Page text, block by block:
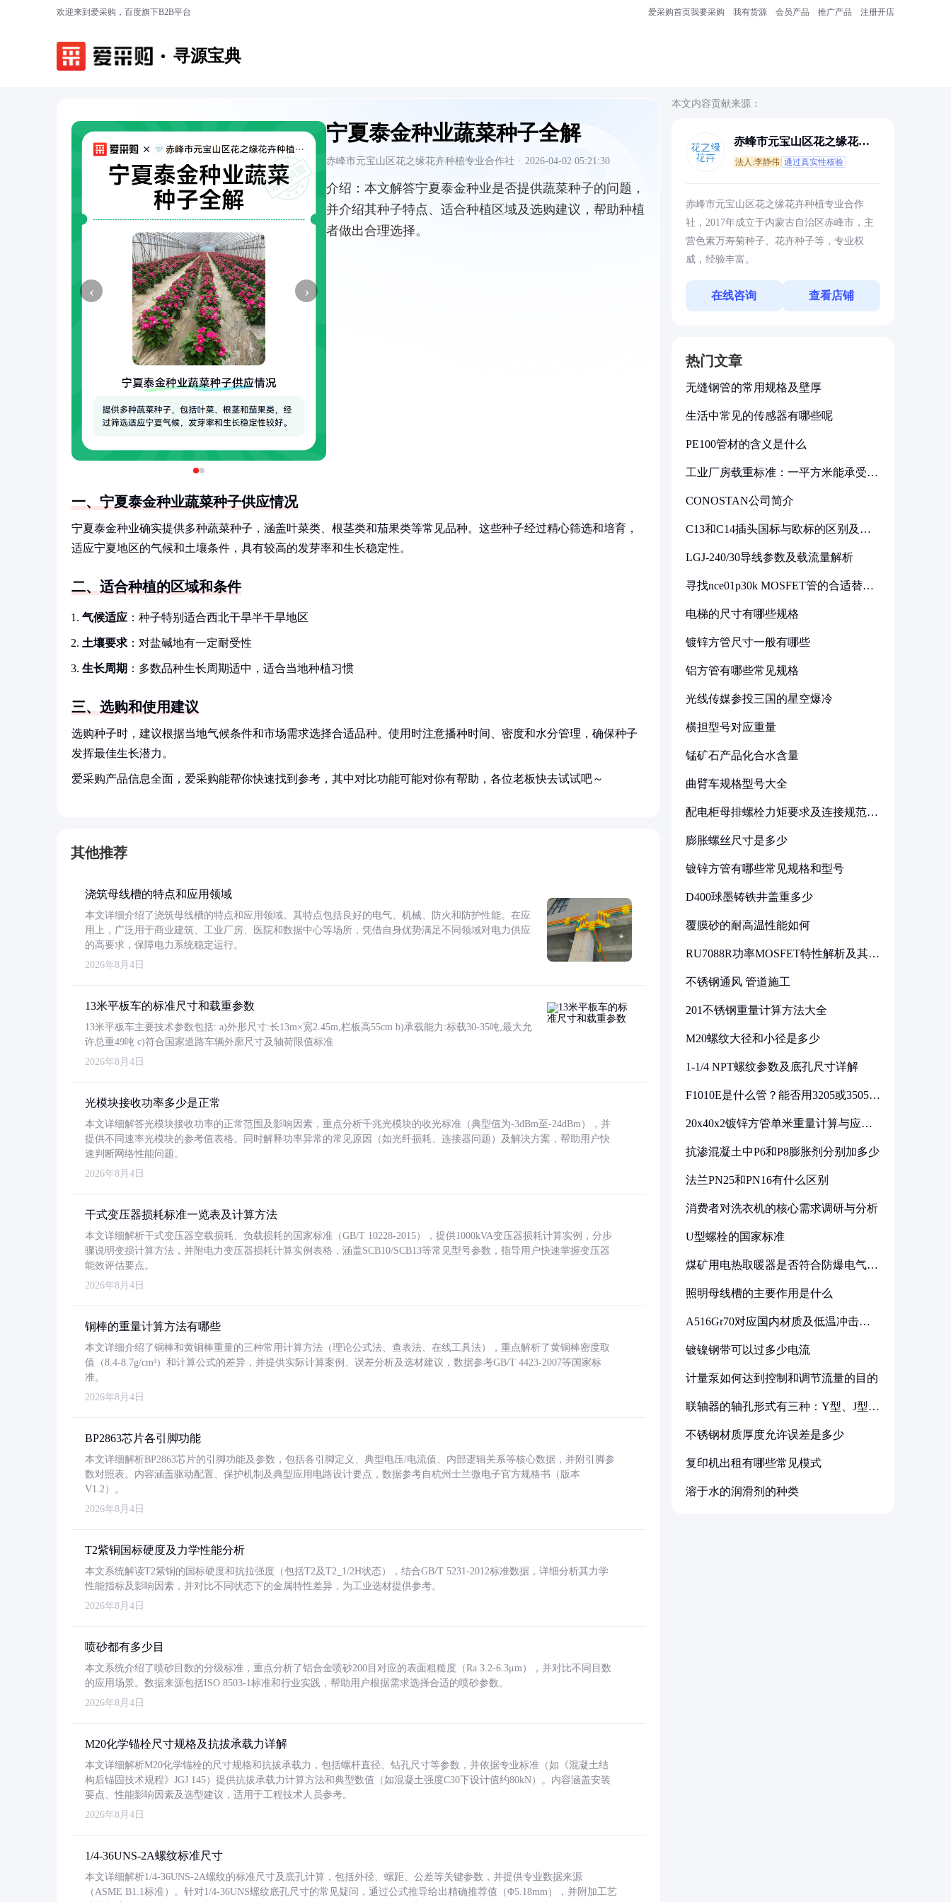
欢迎来到爱采购，百度旗下B2B平台 爱采购首页我要采购 我有货源 会员产品 推广产品 注册开店
寻源宝典
‹ ›
宁夏泰金种业蔬菜种子全解
赤峰市元宝山区花之缘花卉种植专业合作社 · 2026-04-02 05:21:30
介绍： 本文解答宁夏泰金种业是否提供蔬菜种子的问题，
并介绍其种子特点、适合种植区域及选购建议，帮助种植
者做出合理选择。
一、宁夏泰金种业蔬菜种子供应情况
宁夏泰金种业确实提供多种蔬菜种子，涵盖叶菜类、根茎类和茄果类等常见品种。这些种子经过精心筛选和培育，
适应宁夏地区的气候和土壤条件，具有较高的发芽率和生长稳定性。
二、适合种植的区域和条件
气候适应 ：种子特别适合西北干旱半干旱地区
土壤要求 ：对盐碱地有一定耐受性
生长周期 ：多数品种生长周期适中，适合当地种植习惯
三、选购和使用建议
选购种子时，建议根据当地气候条件和市场需求选择合适品种。使用时注意播种时间、密度和水分管理，确保种子
发挥最佳生长潜力。
爱采购产品信息全面，爱采购能帮你快速找到参考，其中对比功能可能对你有帮助，各位老板快去试试吧～
其他推荐
浇筑母线槽的特点和应用领域
本文详细介绍了浇筑母线槽的特点和应用领域。其特点包括良好的电气、机械、防火和防护性能。在应
用上，广泛用于商业建筑、工业厂房、医院和数据中心等场所，凭借自身优势满足不同领域对电力供应
的高要求，保障电力系统稳定运行。
2026年8月4日
13米平板车的标准尺寸和载重参数
13米平板车主要技术参数包括: a)外形尺寸:长13m×宽2.45m,栏板高55cm b)承载能力:标载30-35吨,最大允
许总重49吨 c)符合国家道路车辆外廓尺寸及轴荷限值标准
2026年8月4日
光模块接收功率多少是正常
本文详细解答光模块接收功率的正常范围及影响因素，重点分析千兆光模块的收光标准（典型值为-3dBm至-24dBm），并
提供不同速率光模块的参考值表格。同时解释功率异常的常见原因（如光纤损耗、连接器问题）及解决方案，帮助用户快
速判断网络性能问题。
2026年8月4日
干式变压器损耗标准一览表及计算方法
本文详细解析干式变压器空载损耗、负载损耗的国家标准（GB/T 10228-2015），提供1000kVA变压器损耗计算实例，分步
骤说明变损计算方法，并附电力变压器损耗计算实例表格，涵盖SCB10/SCB13等常见型号参数，指导用户快速掌握变压器
能效评估要点。
2026年8月4日
铜棒的重量计算方法有哪些
本文详细介绍了铜棒和黄铜棒重量的三种常用计算方法（理论公式法、查表法、在线工具法），重点解析了黄铜棒密度取
值（8.4-8.7g/cm³）和计算公式的差异，并提供实际计算案例、误差分析及选材建议，数据参考GB/T 4423-2007等国家标
准。
2026年8月4日
BP2863芯片各引脚功能
本文详细解析BP2863芯片的引脚功能及参数，包括各引脚定义、典型电压/电流值、内部逻辑关系等核心数据，并附引脚参
数对照表。内容涵盖驱动配置、保护机制及典型应用电路设计要点，数据参考自杭州士兰微电子官方规格书（版本
V1.2）。
2026年8月4日
T2紫铜国标硬度及力学性能分析
本文系统解读T2紫铜的国标硬度和抗拉强度（包括T2及T2_1/2H状态），结合GB/T 5231-2012标准数据，详细分析其力学
性能指标及影响因素，并对比不同状态下的金属特性差异，为工业选材提供参考。
2026年8月4日
喷砂都有多少目
本文系统介绍了喷砂目数的分级标准，重点分析了铝合金喷砂200目对应的表面粗糙度（Ra 3.2-6.3μm），并对比不同目数
的应用场景。数据来源包括ISO 8503-1标准和行业实践，帮助用户根据需求选择合适的喷砂参数。
2026年8月4日
M20化学锚栓尺寸规格及抗拔承载力详解
本文详细解析M20化学锚栓的尺寸规格和抗拔承载力，包括螺杆直径、钻孔尺寸等参数，并依据专业标准（如《混凝土结
构后锚固技术规程》JGJ 145）提供抗拔承载力计算方法和典型数值（如混凝土强度C30下设计值约80kN）。内容涵盖安装
要点、性能影响因素及选型建议，适用于工程技术人员参考。
2026年8月4日
1/4-36UNS-2A螺纹标准尺寸
本文详细解析1/4-36UNS-2A螺纹的标准尺寸及底孔计算，包括外径、螺距、公差等关键参数，并提供专业数据来源
（ASME B1.1标准）。针对1/4-36UNS螺纹底孔尺寸的常见疑问，通过公式推导给出精确推荐值（Φ5.18mm），并附加工艺
本文内容贡献来源：
赤峰市元宝山区花之缘花卉
法人:李静伟 通过真实性核验
赤峰市元宝山区花之缘花卉种植专业合作
社，2017年成立于内蒙古自治区赤峰市，主
营色素万寿菊种子、花卉种子等，专业权
威，经验丰富。
在线咨询 查看店铺
热门文章
无缝钢管的常用规格及壁厚
生活中常见的传感器有哪些呢
PE100管材的含义是什么
工业厂房载重标准：一平方米能承受多
CONOSTAN公司简介
C13和C14插头国标与欧标的区别及其
LGJ-240/30导线参数及载流量解析
寻找nce01p30k MOSFET管的合适替代
电梯的尺寸有哪些规格
镀锌方管尺寸一般有哪些
铝方管有哪些常见规格
光线传媒参投三国的星空爆冷
横担型号对应重量
锰矿石产品化合水含量
曲臂车规格型号大全
配电柜母排螺栓力矩要求及连接规范详
膨胀螺丝尺寸是多少
镀锌方管有哪些常见规格和型号
D400球墨铸铁井盖重多少
覆膜砂的耐高温性能如何
RU7088R功率MOSFET特性解析及其在
不锈钢通风 管道施工
201不锈钢重量计算方法大全
M20螺纹大径和小径是多少
1-1/4 NPT螺纹参数及底孔尺寸详解
F1010E是什么管？能否用3205或3505代
20x40x2镀锌方管单米重量计算与应用
抗渗混凝土中P6和P8膨胀剂分别加多少
法兰PN25和PN16有什么区别
消费者对洗衣机的核心需求调研与分析
U型螺栓的国家标准
煤矿用电热取暖器是否符合防爆电气设
照明母线槽的主要作用是什么
A516Gr70对应国内材质及低温冲击要
镀镍钢带可以过多少电流
计量泵如何达到控制和调节流量的目的
联轴器的轴孔形式有三种：Y型、J型、
不锈钢材质厚度允许误差是多少
复印机出租有哪些常见模式
溶于水的润滑剂的种类